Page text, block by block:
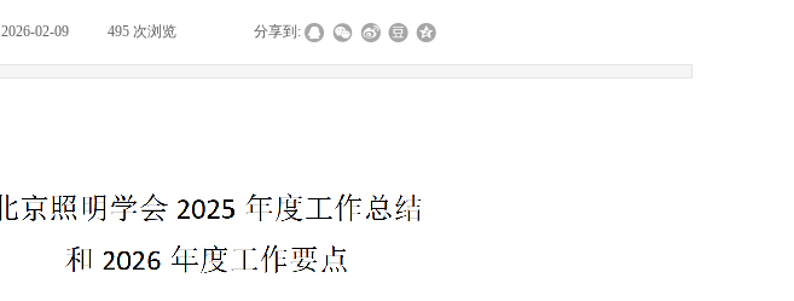
2026-02-09 495 次浏览 分享到: